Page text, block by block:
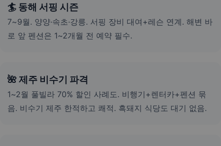
🏄 동해 서핑 시즌
7~9월. 양양·속초·강릉. 서핑 장비 대여+레슨 연계. 해변 바
로 앞 펜션은 1~2개월 전 예약 필수.
🌺 제주 비수기 파격
1~2월 풀빌라 70% 할인 사례도. 비행기+렌터카+펜션 묶
음. 비수기 제주 한적하고 쾌적. 흑돼지 식당도 대기 없음.